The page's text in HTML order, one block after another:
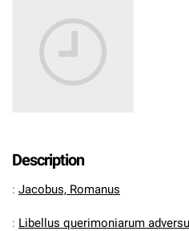
Description
: Jacobus, Romanus
: Libellus querimoniarum